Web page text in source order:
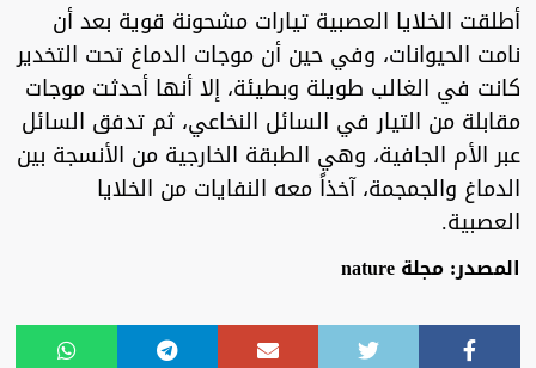
أطلقت الخلايا العصبية تيارات مشحونة قوية بعد أن
نامت الحيوانات، وفي حين أن موجات الدماغ تحت التخدير
كانت في الغالب طويلة وبطيئة، إلا أنها أحدثت موجات
مقابلة من التيار في السائل النخاعي، ثم تدفق السائل
عبر الأم الجافية، وهي الطبقة الخارجية من الأنسجة بين
الدماغ والجمجمة، آخذاً معه النفايات من الخلايا
العصبية.
المصدر: مجلة nature